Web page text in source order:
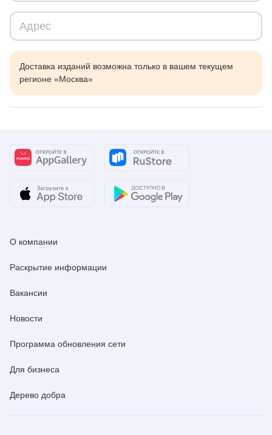
Доставка изданий возможна только в вашем текущем
регионе «Москва»
О компании
Раскрытие информации
Вакансии
Новости
Программа обновления сети
Для бизнеса
Дерево добра